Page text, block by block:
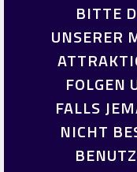
BITTE
UNSERER
FOLGEN
FALLS
NICHT